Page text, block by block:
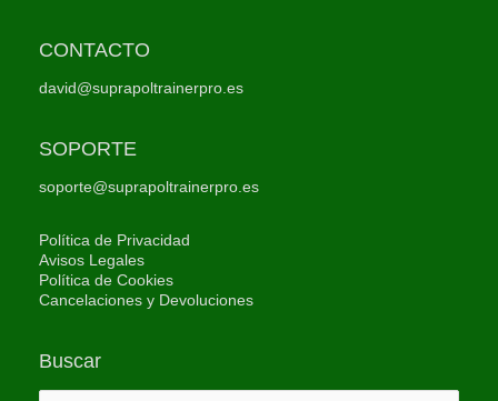
CONTACTO
david@suprapoltrainerpro.es
SOPORTE
soporte@suprapoltrainerpro.es
Política de Privacidad
Avisos Legales
Política de Cookies
Cancelaciones y Devoluciones
Buscar